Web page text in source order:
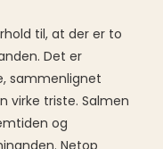
til, at der er to
Det er
sammenlignet
virke triste. Salmen
og